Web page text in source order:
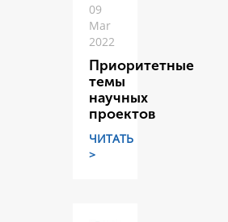
09
Mar
2022
Приоритетные
темы
научных
проектов
ЧИТАТЬ
>